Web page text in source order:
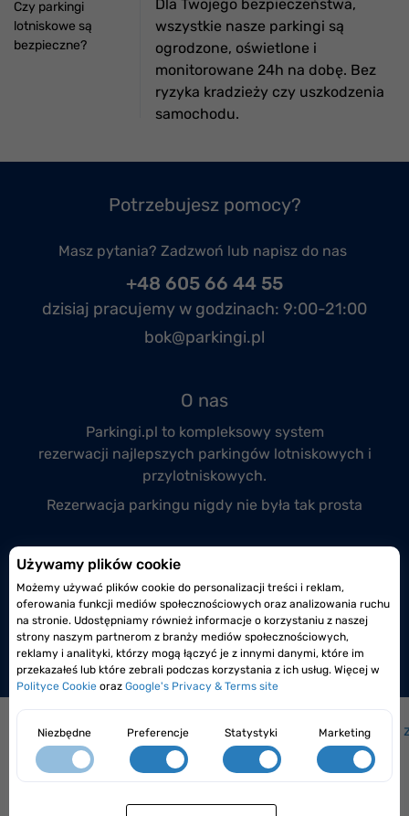
Używamy plików cookie
Możemy używać plików cookie do personalizacji treści i reklam,
oferowania funkcji mediów społecznościowych oraz analizowania ruchu
na stronie. Udostępniamy również informacje o korzystaniu z naszej
strony naszym partnerom z branży mediów społecznościowych,
reklamy i analityki, którzy mogą łączyć je z innymi danymi, które im
przekazałeś lub które zebrali podczas korzystania z ich usług. Więcej w
Polityce Cookie oraz Google's Privacy & Terms site
Niezbędne Preferencje Statystyki Marketing
Czy parkingi
lotniskowe są
bezpieczne?
Dla Twojego bezpieczeństwa,
wszystkie nasze parkingi są
ogrodzone, oświetlone i
monitorowane 24h na dobę. Bez
ryzyka kradzieży czy uszkodzenia
samochodu.
Potrzebujesz pomocy?
Masz pytania? Zadzwoń lub napisz do nas
+48 605 66 44 55
dzisiaj pracujemy w godzinach: 9:00-21:00
bok@parkingi.pl
O nas
Parkingi.pl to kompleksowy system
rezerwacji najlepszych parkingów lotniskowych i
przylotniskowych.
Rezerwacja parkingu nigdy nie była tak prosta
Przyłącz się do nas
Prowadzisz monitorowany i całodobowy parking
lotniskowy lub przylotniskowy?
Dołącz do nas już dzisiaj!
Jak to działa? | Jak dojechać na lotnisko? | Często